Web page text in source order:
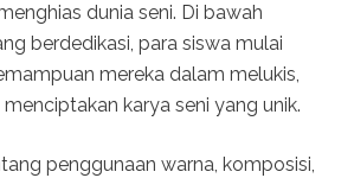
dunia seni. Di bawah
berdedikasi, para siswa mulai
mereka dalam melukis,
karya seni yang unik.
penggunaan warna, komposisi,